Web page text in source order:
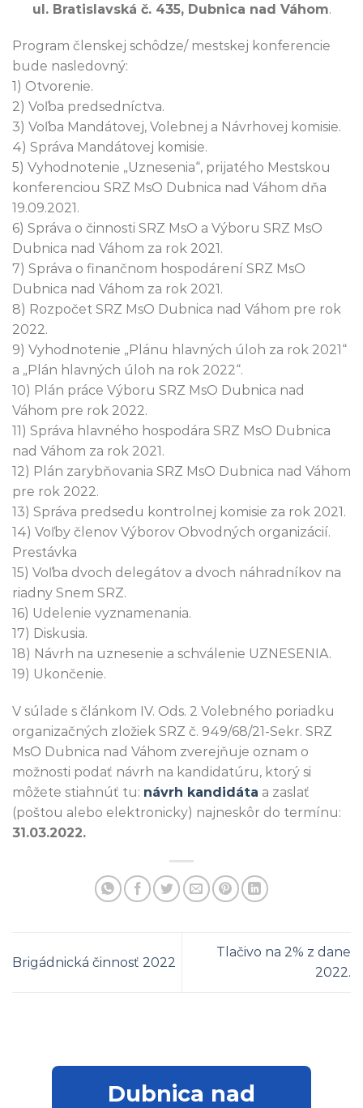
ul. Bratislavská č. 435, Dubnica nad Váhom.
Program členskej schôdze/ mestskej konferencie
bude nasledovný:
1) Otvorenie.
2) Voľba predsedníctva.
3) Voľba Mandátovej, Volebnej a Návrhovej komisie.
4) Správa Mandátovej komisie.
5) Vyhodnotenie „Uznesenia“, prijatého Mestskou
konferenciou SRZ MsO Dubnica nad Váhom dňa
19.09.2021.
6) Správa o činnosti SRZ MsO a Výboru SRZ MsO
Dubnica nad Váhom za rok 2021.
7) Správa o finančnom hospodárení SRZ MsO
Dubnica nad Váhom za rok 2021.
8) Rozpočet SRZ MsO Dubnica nad Váhom pre rok
2022.
9) Vyhodnotenie „Plánu hlavných úloh za rok 2021“
a „Plán hlavných úloh na rok 2022“.
10) Plán práce Výboru SRZ MsO Dubnica nad
Váhom pre rok 2022.
11) Správa hlavného hospodára SRZ MsO Dubnica
nad Váhom za rok 2021.
12) Plán zarybňovania SRZ MsO Dubnica nad Váhom
pre rok 2022.
13) Správa predsedu kontrolnej komisie za rok 2021.
14) Voľby členov Výborov Obvodných organizácií.
Prestávka
15) Voľba dvoch delegátov a dvoch náhradníkov na
riadny Snem SRZ.
16) Udelenie vyznamenania.
17) Diskusia.
18) Návrh na uznesenie a schválenie UZNESENIA.
19) Ukončenie.
V súlade s článkom IV. Ods. 2 Volebného poriadku
organizačných zložiek SRZ č. 949/68/21-Sekr. SRZ
MsO Dubnica nad Váhom zverejňuje oznam o
možnosti podať návrh na kandidatúru, ktorý si
môžete stiahnúť tu: návrh kandidáta a zaslať
(poštou alebo elektronicky) najneskôr do termínu:
31.03.2022.
Brigádnická činnosť 2022
Tlačivo na 2% z dane
2022.
Dubnica nad